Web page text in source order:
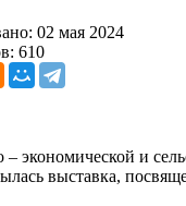
02 мая 2024
610
– экономической и
выставка,